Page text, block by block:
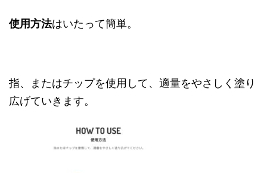
使用方法はいたって簡単。
指、またはチップを使用して、適量をやさしく塗り
広げていきます。